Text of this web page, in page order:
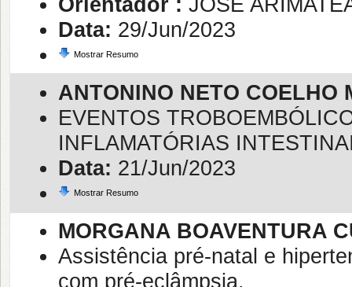
Orientador : JOSE
Data: 29/Jun/2023
Mostrar Resumo
ANTONINO NETO COELHO
EVENTOS
INFLAMATÓRIAS
Data: 21/Jun/2023
Mostrar Resumo
MORGANA BOAVENTURA
Assistência pré-natal e
com pré-eclâmpsia.